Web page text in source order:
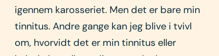
igennem karosseriet. Men det er bare min
tinnitus. Andre gange kan jeg blive i tvivl
om, hvorvidt det er min tinnitus eller